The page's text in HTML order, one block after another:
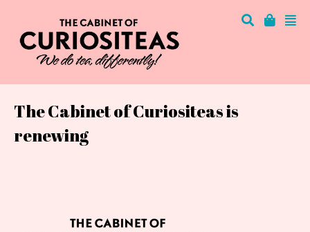
The Cabinet of Curiositeas is
renewing